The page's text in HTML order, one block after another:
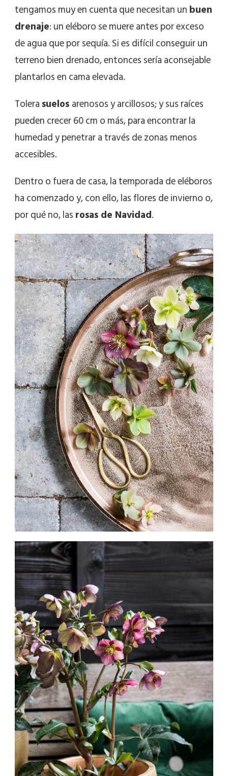
tengamos muy en cuenta que necesitan unbuen
drenaje: un eléboro se muere antes por exceso
de agua que por sequía. Si es difícil conseguir un
terreno bien drenado, entonces sería aconsejable
plantarlos en cama elevada.
Tolerasuelosarenosos y arcillosos; y sus raíces
pueden crecer 60 cm o más, para encontrar la
humedad y penetrar a través de zonas menos
accesibles.
Dentro o fuera de casa, la temporada de eléboros
ha comenzado y, con ello, las flores de invierno o,
por qué no, lasrosas de Navidad.